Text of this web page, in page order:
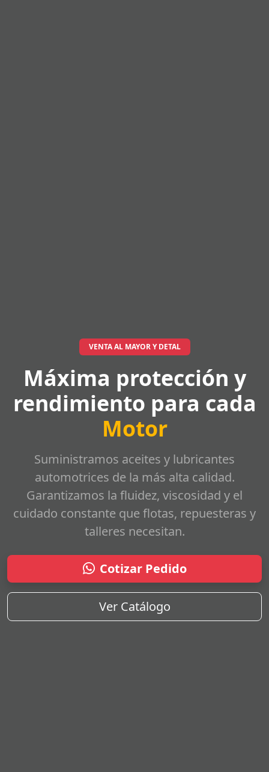
VENTA AL MAYOR Y DETAL
Máxima protección y
rendimiento para cada
Motor
Suministramos aceites y lubricantes
automotrices de la más alta calidad.
Garantizamos la fluidez, viscosidad y el
cuidado constante que flotas, repuesteras y
talleres necesitan.
Cotizar Pedido
Ver Catálogo